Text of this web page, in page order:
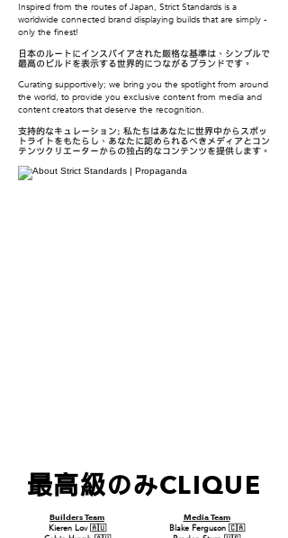
Inspired from the routes of Japan, Strict Standards is a
worldwide connected brand displaying builds that are simply -
only the finest!
日本のルートにインスパイアされた厳格な基準は、シンプルで
最高のビルドを表示する世界的につながるブランドです。
Curating supportively; we bring you the spotlight from around
the world, to provide you exclusive content from media and
content creators that deserve the recognition.
支持的なキュレーション; 私たちはあなたに世界中からスポッ
トライトをもたらし、あなたに認められるべきメディアとコン
テンツクリエーターからの独占的なコンテンツを提供します。
最高級のみCLIQUE
Builders Team
Kieren Lov 🇦🇺
Media Team
Blake Ferguson 🇨🇦